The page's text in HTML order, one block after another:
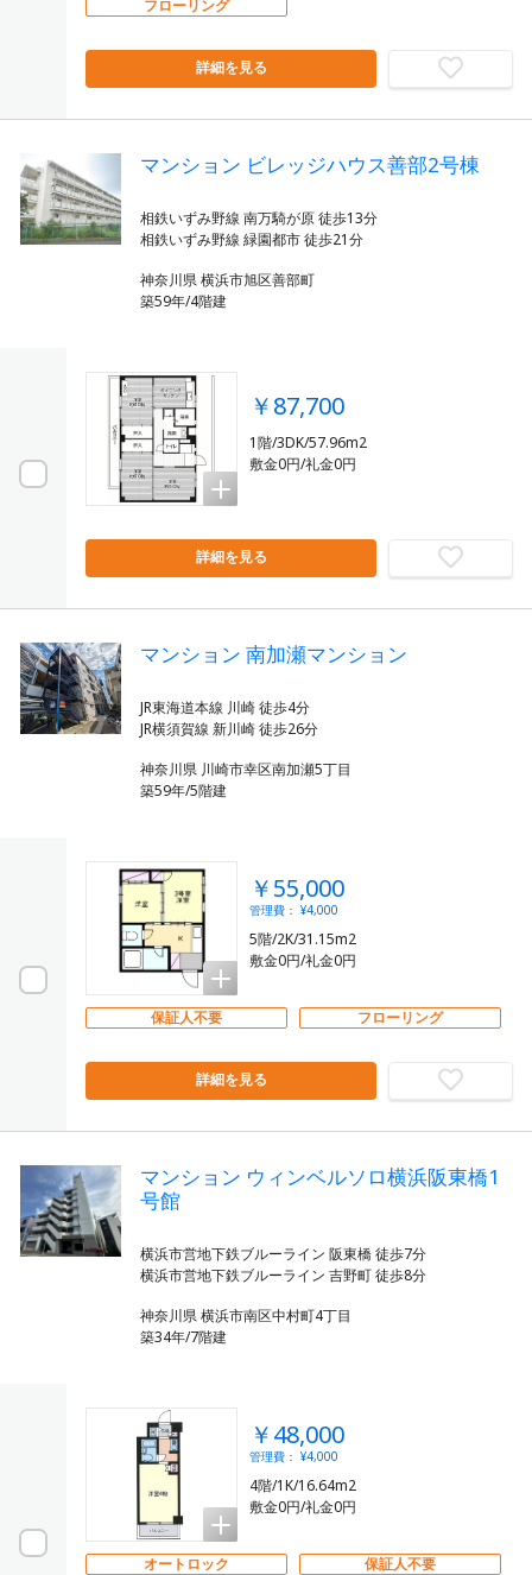
フローリング
詳細を見る
マンション ビレッジハウス善部2号棟
相鉄いずみ野線 南万騎が原 徒歩13分
神奈川県 横浜市旭区善部町
築59年/4階建
￥87,700
1階/3DK/57.96m2
敷金0円/礼金0円
詳細を見る
マンション 南加瀬マンション
JR東海道本線 川崎 徒歩4分
神奈川県 川崎市幸区南加瀬5丁目
築59年/5階建
￥55,000
管理費： ¥4,000
5階/2K/31.15m2
敷金0円/礼金0円
保証人不要 フローリング
詳細を見る
マンション ウィンベルソロ横浜阪東橋1
号館
横浜市営地下鉄ブルーライン 阪東橋 徒歩7分
神奈川県 横浜市南区中村町4丁目
築34年/7階建
￥48,000
管理費： ¥4,000
4階/1K/16.64m2
敷金0円/礼金0円
オートロック
保証人不要